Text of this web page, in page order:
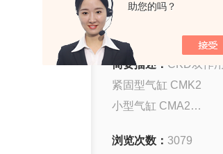
助您的吗？
CKD双作
简要描述： CKD双作
紧固型气缸 CMK2
小型气缸 CMA2
Selex中型气缸 SCA2
浏览次数： 3079